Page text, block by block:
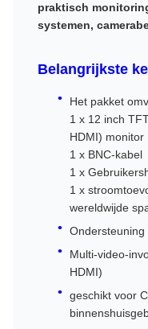
praktisch
systemen,
Belangrijkste
Het pakket
1 x 12 inch
HDMI) monitor
1 x BNC-kabel
1 x
1 x
wereldwijde
Multi-video-
HDMI)
geschikt voor